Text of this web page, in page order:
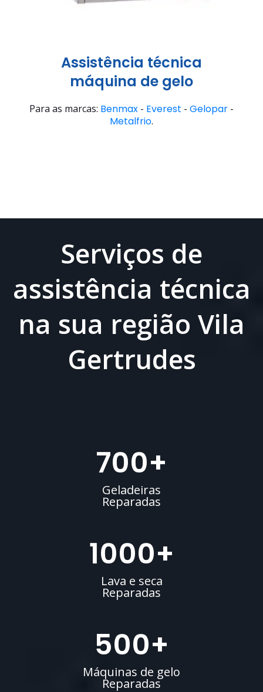
Assistência técnica
máquina de gelo
Para as marcas: Benmax - Everest - Gelopar -
Metalfrio.
Serviços de
assistência técnica
na sua região Vila
Gertrudes
700+
Geladeiras
Reparadas
1000+
Lava e seca
Reparadas
500+
Máquinas de gelo
Reparadas